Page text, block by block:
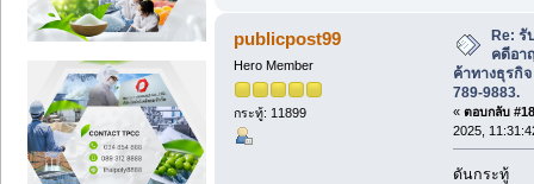
publicpost99
Hero Member
กระทู้: 11899
Re: รั
คดีอา
ค้าทางธุรกิ
789-9883.
« ตอบกลับ
2025,
ดันกระทู้